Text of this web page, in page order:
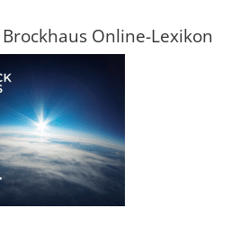
Online-Lexikon